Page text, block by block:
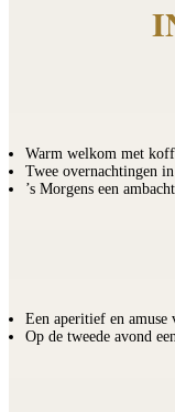
Warm welkom met
Twee overnachtingen
’s Morgens een
Een aperitief en amuse
Op de tweede avond